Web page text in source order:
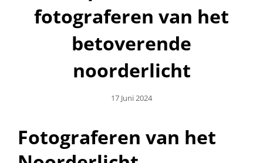
fotograferen van het
betoverende
noorderlicht
Geplaatst
17 Juni 2024
Fotograferen van het